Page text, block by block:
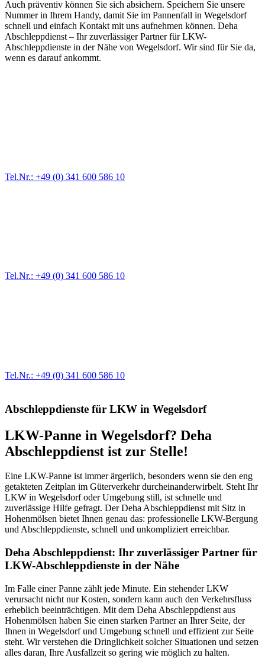
Auch präventiv können Sie sich absichern. Speichern Sie unsere
Nummer in Ihrem Handy, damit Sie im Pannenfall in Wegelsdorf
schnell und einfach Kontakt mit uns aufnehmen können. Deha
Abschleppdienst – Ihr zuverlässiger Partner für LKW-
Abschleppdienste in der Nähe von Wegelsdorf. Wir sind für Sie da,
wenn es darauf ankommt.
Tel.Nr.: +49 (0) 341 600 586 10
Tel.Nr.: +49 (0) 341 600 586 10
Tel.Nr.: +49 (0) 341 600 586 10
Abschleppdienste für LKW in Wegelsdorf
LKW-Panne in Wegelsdorf? Deha
Abschleppdienst ist zur Stelle!
Eine LKW-Panne ist immer ärgerlich, besonders wenn sie den eng
getakteten Zeitplan im Güterverkehr durcheinanderwirbelt. Steht Ihr
LKW in Wegelsdorf oder Umgebung still, ist schnelle und
zuverlässige Hilfe gefragt. Der Deha Abschleppdienst mit Sitz in
Hohenmölsen bietet Ihnen genau das: professionelle LKW-Bergung
und Abschleppdienste, schnell und unkompliziert erreichbar.
Deha Abschleppdienst: Ihr zuverlässiger Partner für
LKW-Abschleppdienste in der Nähe
Im Falle einer Panne zählt jede Minute. Ein stehender LKW
verursacht nicht nur Kosten, sondern kann auch den Verkehrsfluss
erheblich beeinträchtigen. Mit dem Deha Abschleppdienst aus
Hohenmölsen haben Sie einen starken Partner an Ihrer Seite, der
Ihnen in Wegelsdorf und Umgebung schnell und effizient zur Seite
steht. Wir verstehen die Dringlichkeit solcher Situationen und setzen
alles daran, Ihre Ausfallzeit so gering wie möglich zu halten.